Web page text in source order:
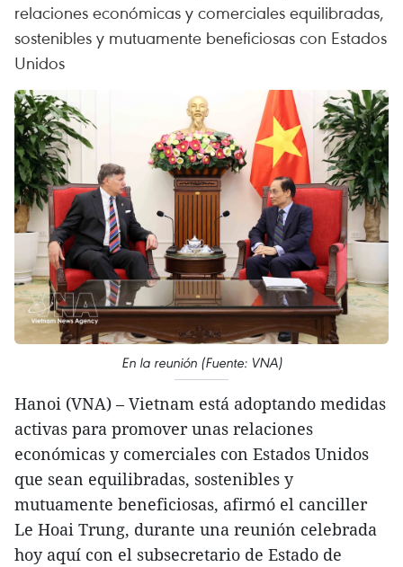
relaciones económicas y comerciales equilibradas,
sostenibles y mutuamente beneficiosas con Estados
Unidos
En la reunión (Fuente: VNA)
Hanoi (VNA) – Vietnam está adoptando medidas
activas para promover unas relaciones
económicas y comerciales con Estados Unidos
que sean equilibradas, sostenibles y
mutuamente beneficiosas, afirmó el canciller
Le Hoai Trung, durante una reunión celebrada
hoy aquí con el subsecretario de Estado de